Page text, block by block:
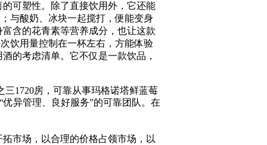
可塑性。除了直接饮用外，它还能
与酸奶、冰块一起搅打，便能变身
含的花青素等营养成分，也让这款
饮用量控制在一杯左右，方能体验
的考虑清单。它不仅是一款饮品，
1720房，可靠从事玛格诺塔鲜蓝莓
异管理、良好服务”的可靠团队。在
市场，以合理的价格占领市场，以